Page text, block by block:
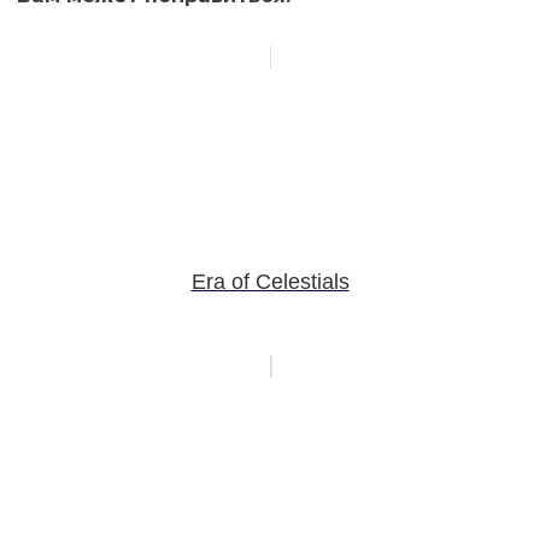
Era of Celestials